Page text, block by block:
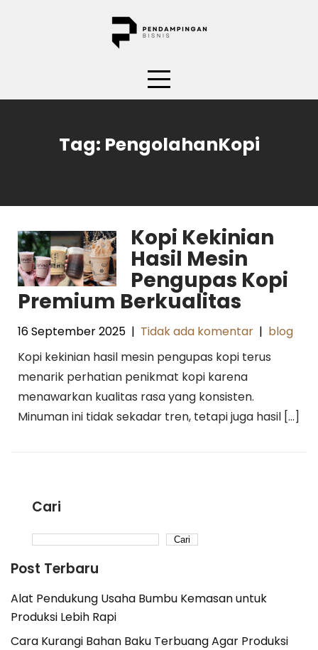
Tag: PengolahanKopi
Kopi Kekinian
Hasil Mesin
Pengupas Kopi
Premium Berkualitas
16 September 2025 | Tidak ada komentar | blog
Kopi kekinian hasil mesin pengupas kopi terus
menarik perhatian penikmat kopi karena
menawarkan kualitas rasa yang konsisten.
Minuman ini tidak sekadar tren, tetapi juga hasil […]
Cari
Cari
Post Terbaru
Alat Pendukung Usaha Bumbu Kemasan untuk
Produksi Lebih Rapi
Cara Kurangi Bahan Baku Terbuang Agar Produksi